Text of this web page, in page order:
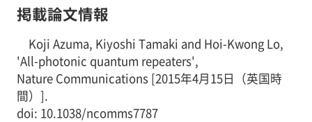
掲載論文情報
Koji Azuma, Kiyoshi Tamaki and Hoi-Kwong Lo,
'All-photonic quantum repeaters',
Nature Communications[2015年4月15日（英国時
間）].
doi: 10.1038/ncomms7787